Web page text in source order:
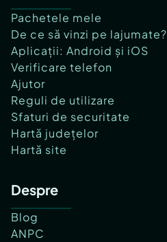
Pachetele mele
De ce să vinzi pe lajumate?
Aplicații: Android și iOS
Verificare telefon
Ajutor
Reguli de utilizare
Sfaturi de securitate
Hartă județelor
Hartă site
Despre
Blog
ANPC